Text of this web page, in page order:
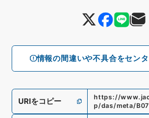
情報の間違いや不具合をセン
URIをコピー
https://
p/das/meta/